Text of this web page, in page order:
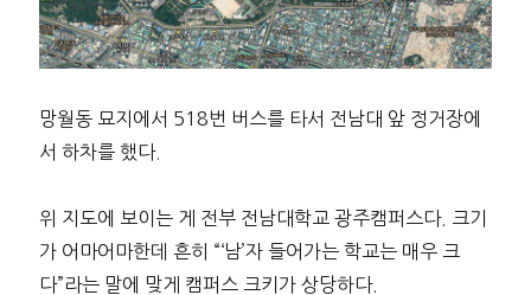
망월동 묘지에서 518번 버스를 타서 전남대 앞 정거장에
서 하차를 했다.
위 지도에 보이는 게 전부 전남대학교 광주캠퍼스다. 크기
가 어마어마한데 흔히 “‘남’자 들어가는 학교는 매우 크
다”라는 말에 맞게 캠퍼스 크키가 상당하다.